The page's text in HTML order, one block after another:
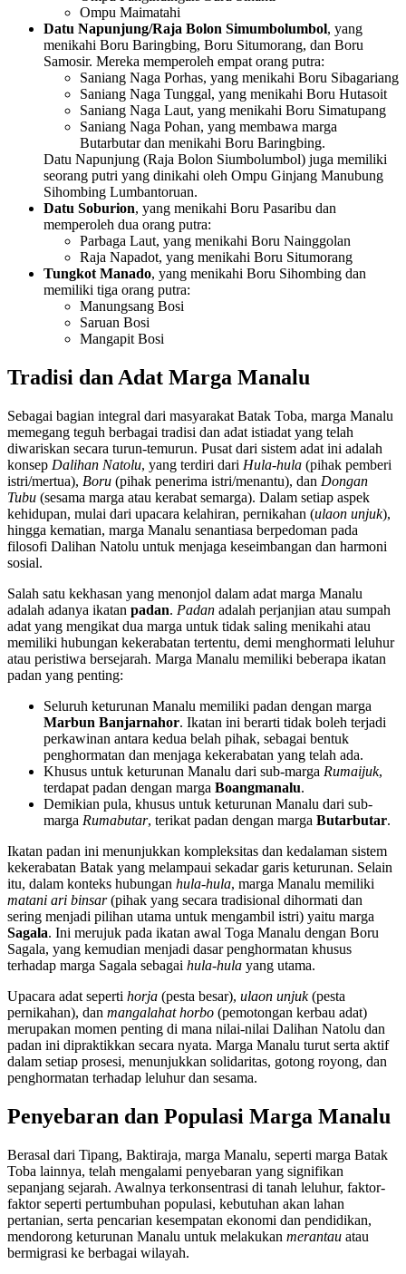
Ompu Maimatahi
Datu Napunjung/Raja Bolon Simumbolumbol, yang
menikahi Boru Baringbing, Boru Situmorang, dan Boru
Samosir. Mereka memperoleh empat orang putra:
Saniang Naga Porhas, yang menikahi Boru Sibagariang
Saniang Naga Tunggal, yang menikahi Boru Hutasoit
Saniang Naga Laut, yang menikahi Boru Simatupang
Saniang Naga Pohan, yang membawa marga
Butarbutar dan menikahi Boru Baringbing.
Datu Napunjung (Raja Bolon Siumbolumbol) juga memiliki
seorang putri yang dinikahi oleh Ompu Ginjang Manubung
Sihombing Lumbantoruan.
Datu Soburion, yang menikahi Boru Pasaribu dan
memperoleh dua orang putra:
Parbaga Laut, yang menikahi Boru Nainggolan
Raja Napadot, yang menikahi Boru Situmorang
Tungkot Manado, yang menikahi Boru Sihombing dan
memiliki tiga orang putra:
Manungsang Bosi
Saruan Bosi
Mangapit Bosi
Tradisi dan Adat Marga Manalu
Sebagai bagian integral dari masyarakat Batak Toba, marga Manalu
memegang teguh berbagai tradisi dan adat istiadat yang telah
diwariskan secara turun-temurun. Pusat dari sistem adat ini adalah
konsep Dalihan Natolu, yang terdiri dari Hula-hula (pihak pemberi
istri/mertua), Boru (pihak penerima istri/menantu), dan Dongan
Tubu (sesama marga atau kerabat semarga). Dalam setiap aspek
kehidupan, mulai dari upacara kelahiran, pernikahan (ulaon unjuk),
hingga kematian, marga Manalu senantiasa berpedoman pada
filosofi Dalihan Natolu untuk menjaga keseimbangan dan harmoni
sosial.
Salah satu kekhasan yang menonjol dalam adat marga Manalu
adalah adanya ikatan padan. Padan adalah perjanjian atau sumpah
adat yang mengikat dua marga untuk tidak saling menikahi atau
memiliki hubungan kekerabatan tertentu, demi menghormati leluhur
atau peristiwa bersejarah. Marga Manalu memiliki beberapa ikatan
padan yang penting:
Seluruh keturunan Manalu memiliki padan dengan marga
Marbun Banjarnahor. Ikatan ini berarti tidak boleh terjadi
perkawinan antara kedua belah pihak, sebagai bentuk
penghormatan dan menjaga kekerabatan yang telah ada.
Khusus untuk keturunan Manalu dari sub-marga Rumaijuk,
terdapat padan dengan marga Boangmanalu.
Demikian pula, khusus untuk keturunan Manalu dari sub-
marga Rumabutar, terikat padan dengan marga Butarbutar.
Ikatan padan ini menunjukkan kompleksitas dan kedalaman sistem
kekerabatan Batak yang melampaui sekadar garis keturunan. Selain
itu, dalam konteks hubungan hula-hula, marga Manalu memiliki
matani ari binsar(pihak yang secara tradisional dihormati dan
sering menjadi pilihan utama untuk mengambil istri) yaitu marga
Sagala. Ini merujuk pada ikatan awal Toga Manalu dengan Boru
Sagala, yang kemudian menjadi dasar penghormatan khusus
terhadap marga Sagala sebagai hula-hula yang utama.
Upacara adat seperti horja (pesta besar), ulaon unjuk(pesta
pernikahan), dan mangalahat horbo (pemotongan kerbau adat)
merupakan momen penting di mana nilai-nilai Dalihan Natolu dan
padan ini dipraktikkan secara nyata. Marga Manalu turut serta aktif
dalam setiap prosesi, menunjukkan solidaritas, gotong royong, dan
penghormatan terhadap leluhur dan sesama.
Penyebaran dan Populasi Marga Manalu
Berasal dari Tipang, Baktiraja, marga Manalu, seperti marga Batak
Toba lainnya, telah mengalami penyebaran yang signifikan
sepanjang sejarah. Awalnya terkonsentrasi di tanah leluhur, faktor-
faktor seperti pertumbuhan populasi, kebutuhan akan lahan
pertanian, serta pencarian kesempatan ekonomi dan pendidikan,
mendorong keturunan Manalu untuk melakukan merantau atau
bermigrasi ke berbagai wilayah.